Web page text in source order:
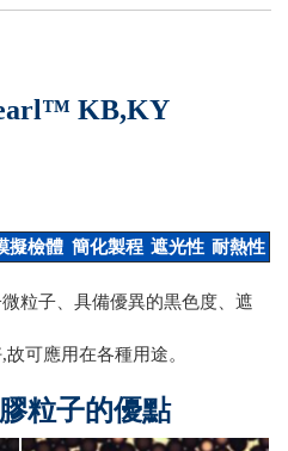
KB,KY
擬檢體 簡化製程 遮光性 耐熱性
粒子、具備優異的黒色度、遮
可應用在各種用途。
粒子的優點